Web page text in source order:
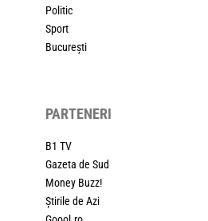
Politic
Sport
București
PARTENERI
B1 TV
Gazeta de Sud
Money Buzz!
Știrile de Azi